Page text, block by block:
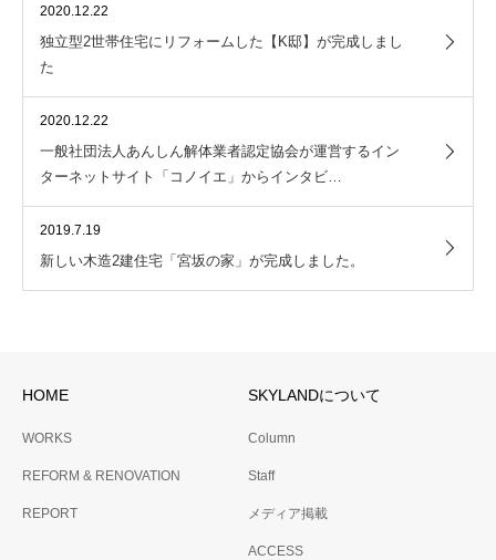
2020.12.22
独立型2世帯住宅にリフォームした【K邸】が完成しまし
た
2020.12.22
一般社団法人あんしん解体業者認定協会が運営するイン
ターネットサイト「コノイエ」からインタビ…
2019.7.19
新しい木造2建住宅「宮坂の家」が完成しました。
HOME
WORKS
REFORM & RENOVATION
REPORT
SKYLANDについて
Column
Staff
メディア掲載
ACCESS